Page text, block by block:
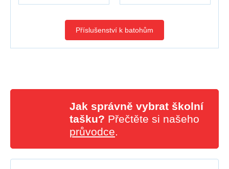
Příslušenství k batohům
Jak správně vybrat školní
tašku? Přečtěte si našeho
průvodce.